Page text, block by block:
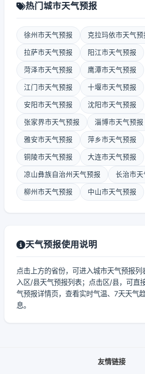
热门城市天气预报
徐州市天气预报 克拉玛依市天气预
拉萨市天气预报 阳江市天气预报
菏泽市天气预报 鹰潭市天气预报
江门市天气预报 十堰市天气预报
安阳市天气预报 沈阳市天气预报
张家界市天气预报 淄博市天气预报
雅安市天气预报 萍乡市天气预报
铜陵市天气预报 大连市天气预报
凉山彝族自治州天气预报 长治市天
柳州市天气预报 中山市天气预报
天气预报使用说明
点击上方的省份，可进入城市天气预报
入区/县天气预报列表；点击区/县，可直
气预报详情页，查看实时气温、7天天气
息。
友情链接